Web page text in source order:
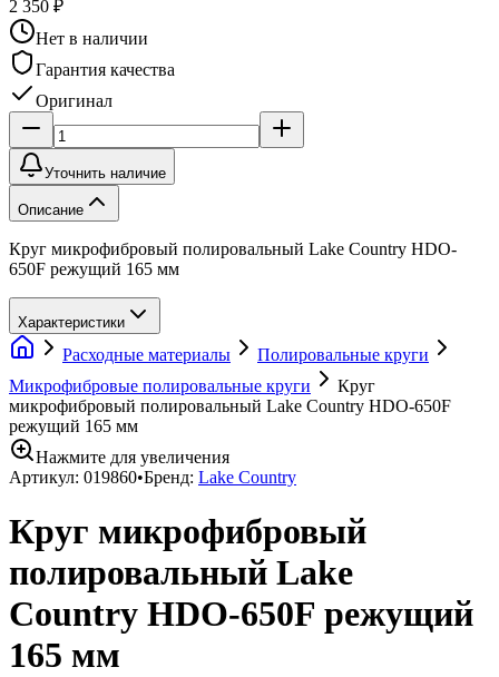
2 350 ₽
Нет в наличии
Гарантия качества
Оригинал
Уточнить наличие
Описание
Круг микрофибровый полировальный Lake Country HDO-
650F режущий 165 мм
Характеристики
Расходные материалы
Полировальные круги
Микрофибровые полировальные круги
Круг
микрофибровый полировальный Lake Country HDO-650F
режущий 165 мм
Нажмите для увеличения
Артикул: 019860•Бренд: Lake Country
Круг микрофибровый
полировальный Lake
Country HDO-650F режущий
165 мм